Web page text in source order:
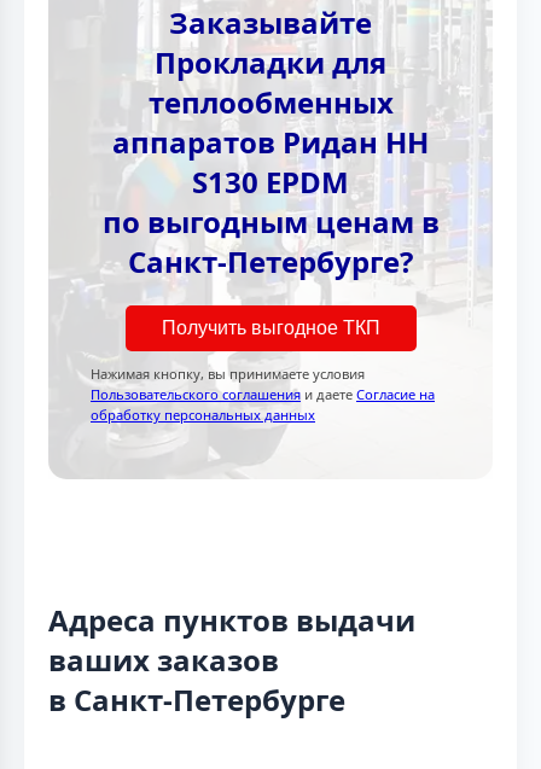
Заказывайте
Прокладки для
теплообменных
аппаратов Ридан НН
S130 EPDM
по выгодным ценам в
Санкт-Петербурге?
Получить выгодное ТКП
Нажимая кнопку, вы принимаете условия
Пользовательского соглашения и даете Согласие на
обработку персональных данных
Адреса пунктов выдачи
ваших заказов
в Санкт-Петербурге